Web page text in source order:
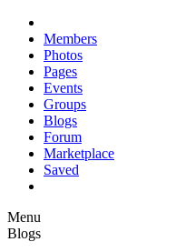
Members
Photos
Pages
Events
Groups
Blogs
Forum
Marketplace
Saved
Menu
Blogs